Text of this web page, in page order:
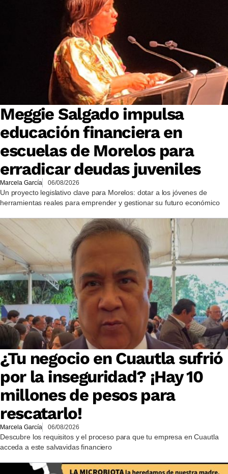
Meggie Salgado impulsa
educación financiera en
escuelas de Morelos para
erradicar deudas juveniles
Marcela García 06/08/2026
Un proyecto legislativo clave para Morelos: dotar a los jóvenes de
herramientas reales para emprender y gestionar su futuro económico
¿Tu negocio en Cuautla sufrió
por la inseguridad? ¡Hay 10
millones de pesos para
rescatarlo!
Marcela García 06/08/2026
Descubre los requisitos y el proceso para que tu empresa en Cuautla
acceda a este salvavidas financiero